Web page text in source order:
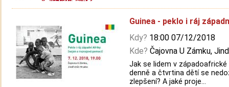
Guinea - peklo i ráj
Kdy? 18:00 07/12/2018
Kde? Čajovna U Zámku,
Jak se lidem v
denně a čtvrtina dětí se
zlepšení? A jaké proje...